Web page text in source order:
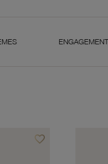
ENGAGEMENTS ÉTHIQUE
favorite_borderAjouter à vos favoris